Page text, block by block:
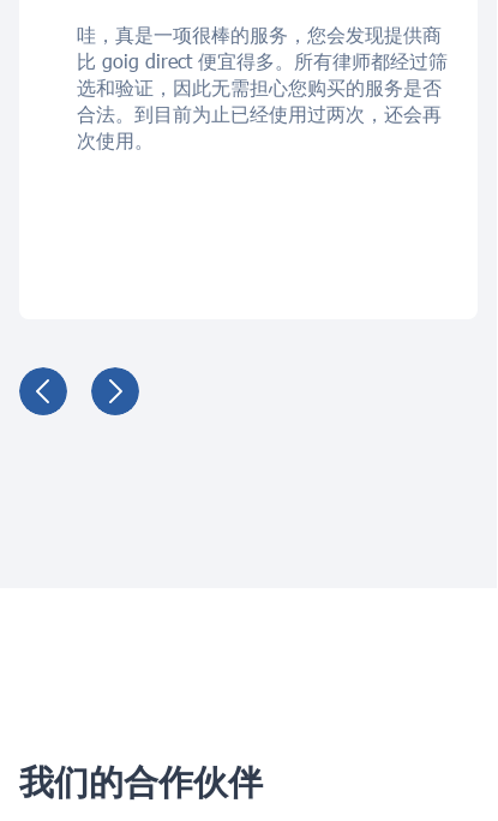
哇，真是一项很棒的服务，您会发现提供商
比 goig direct 便宜得多。所有律师都经过筛
选和验证，因此无需担心您购买的服务是否
合法。到目前为止已经使用过两次，还会再
次使用。
我们的合作伙伴